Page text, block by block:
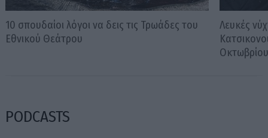
10 σπουδαίοι λόγοι να δεις τις Τρωάδες του
Εθνικού Θεάτρου
Λευκές
PODCASTS